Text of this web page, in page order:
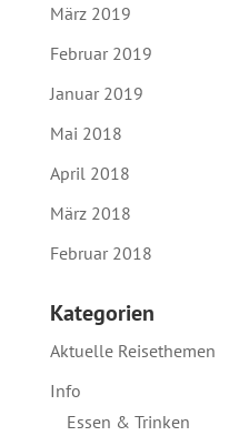
März 2019
Februar 2019
Januar 2019
Mai 2018
April 2018
März 2018
Februar 2018
Kategorien
Aktuelle Reisethemen
Info
Essen & Trinken